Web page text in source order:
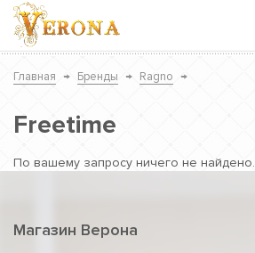
Главная → Бренды → Ragno →
Freetime
По вашему запросу ничего не найдено.
Магазин Верона